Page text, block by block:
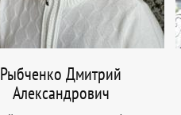
Рыбченко Дмитрий
Александрович